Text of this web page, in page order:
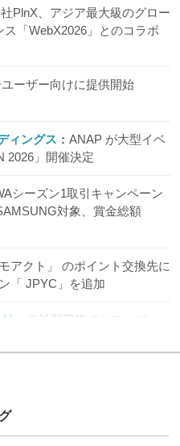
PlnX、アジア最大級のグロー
「WebX2026」とのコラボ
ーザー向けに提供開始
ィングス
ANAP が大型イベ
2026」開催決定
シーズン1取引キャンペーン
対象、賞金総額
モアクト」 のポイント交換先に
「 JPYC」を追加
信託型円建てステーブル